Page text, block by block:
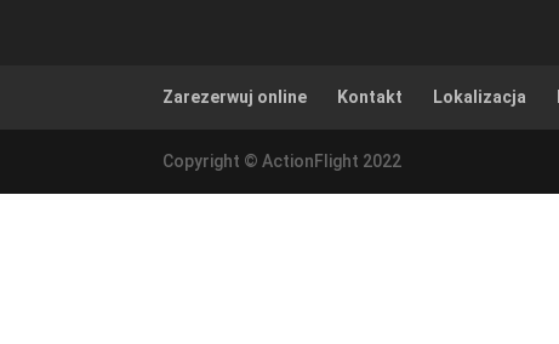
Zarezerwuj online Kontakt Lokalizacja
Copyright © ActionFlight 2022